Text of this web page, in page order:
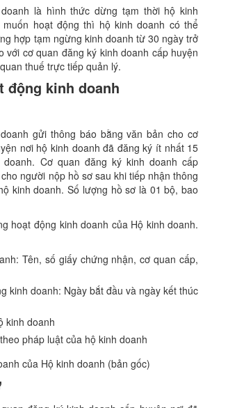
là hình thức dừng tạm thời hộ kinh
hoạt động thì hộ kinh doanh có thể
hợp tạm ngừng kinh doanh từ 30 ngày trở
với cơ quan đăng ký kinh doanh cấp huyện
thuế trực tiếp quản lý.
động kinh doanh
gửi thông báo bằng văn bản cho cơ
nơi hộ kinh doanh đã đăng ký ít nhất 15
Cơ quan đăng ký kinh doanh cấp
người nộp hồ sơ sau khi tiếp nhận thông
kinh doanh. Số lượng hồ sơ là 01 bộ, bao
hoạt động kinh doanh của Hộ kinh doanh.
Tên, số giấy chứng nhận, cơ quan cấp,
kinh doanh: Ngày bắt đầu và ngày kết thúc
kinh doanh
pháp luật của hộ kinh doanh
của Hộ kinh doanh (bản gốc)